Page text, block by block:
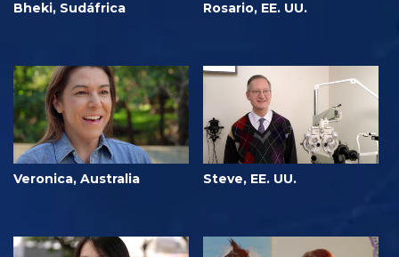
Bheki, Sudáfrica Rosario, EE. UU.
Veronica, Australia Steve, EE. UU.